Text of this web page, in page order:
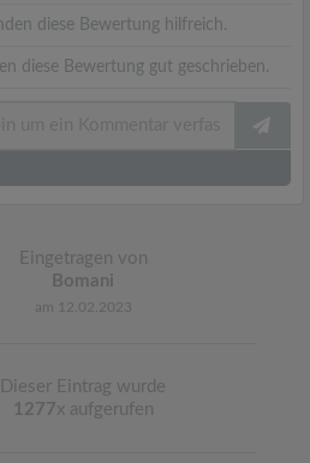
diese Bewertung hilfreich.
diese Bewertung gut geschrieben.
Eingetragen von
Bomani
am 12.02.2023
Dieser Eintrag wurde
1277x aufgerufen